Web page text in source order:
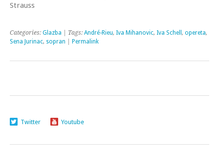
Strauss
Categories: Glazba | Tags: André-Rieu, Iva Mihanovic, Iva Schell , opereta,
Sena Jurinac, sopran Permalink
Twitter Youtube